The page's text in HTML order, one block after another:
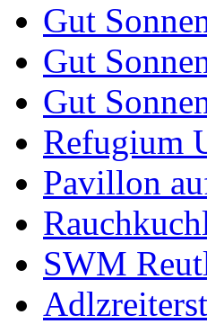
Gut
Gut
Gut
Refugium
Pavillon
SWM